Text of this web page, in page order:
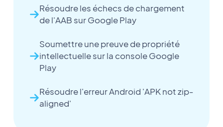
Résoudre les échecs de chargement
de l'AAB sur Google Play
Soumettre une preuve de propriété
intellectuelle sur la console Google
Play
Résoudre l'erreur Android 'APK not zip-
aligned'